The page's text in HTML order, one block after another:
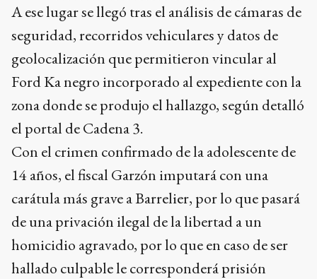
A ese lugar se llegó tras el análisis de cámaras de
seguridad, recorridos vehiculares y datos de
geolocalización que permitieron vincular al
Ford Ka negro incorporado al expediente con la
zona donde se produjo el hallazgo, según detalló
el portal de Cadena 3.
Con el crimen confirmado de la adolescente de
14 años, el fiscal Garzón imputará con una
carátula más grave a Barrelier, por lo que pasará
de una privación ilegal de la libertad a un
homicidio agravado, por lo que en caso de ser
hallado culpable le corresponderá prisión